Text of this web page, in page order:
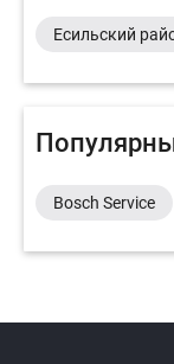
Есильский
Bosch Service